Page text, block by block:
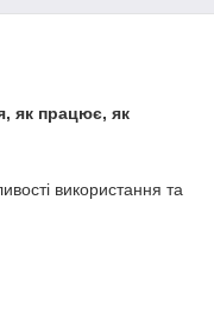
як працює, як
використання та